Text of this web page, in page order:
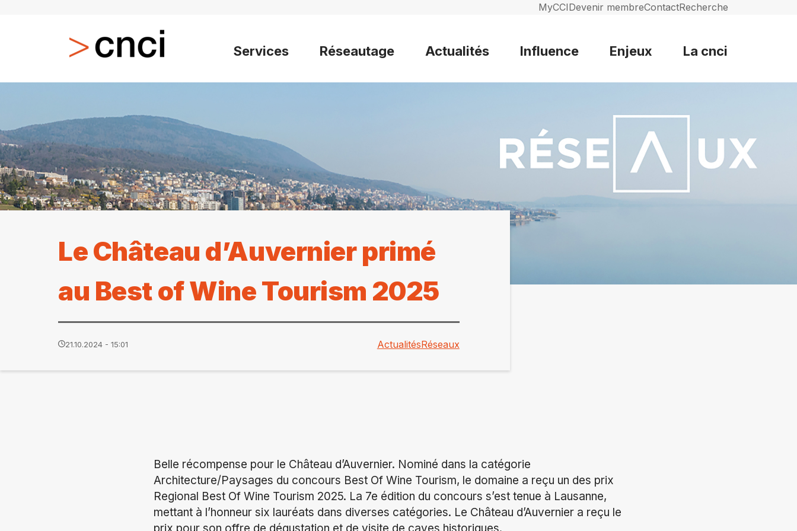
MyCCIDevenir membreContactRecherche
Services Réseautage Actualités Influence Enjeux La cnci
Le Château d’Auvernier primé
au Best of Wine Tourism 2025
21.10.2024 - 15:01 ActualitésRéseaux
Belle récompense pour le Château d’Auvernier. Nominé dans la catégorie
Architecture/Paysages du concours Best Of Wine Tourism, le domaine a reçu un des prix
Regional Best Of Wine Tourism 2025. La 7e édition du concours s’est tenue à Lausanne,
mettant à l’honneur six lauréats dans diverses catégories. Le Château d’Auvernier a reçu le
prix pour son offre de dégustation et de visite de caves historiques.